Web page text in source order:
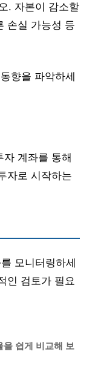
. 자본이 감소할
손실 가능성 등
향을 파악하세
자 계좌를 통해
자로 시작하는
모니터링하세
인 검토가 필요
쉽게 비교해 보